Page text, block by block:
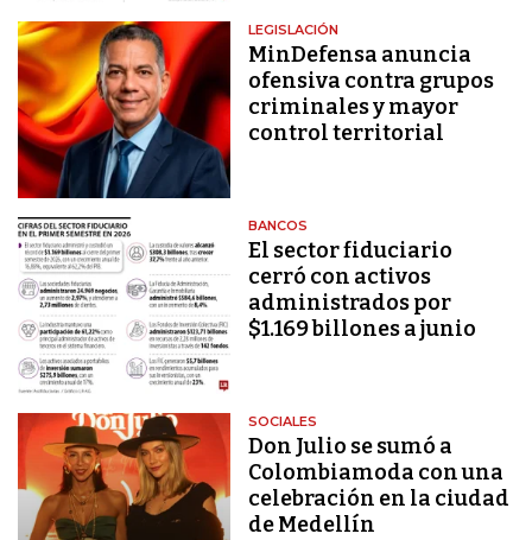
LEGISLACIÓN
MinDefensa anuncia
ofensiva contra grupos
criminales y mayor
control territorial
BANCOS
El sector fiduciario
cerró con activos
administrados por
$1.169 billones a junio
SOCIALES
Don Julio se sumó a
Colombiamoda con una
celebración en la ciudad
de Medellín